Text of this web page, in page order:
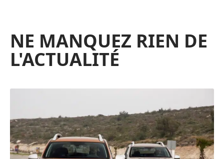
NE MANQUEZ RIEN DE
L'ACTUALITÉ